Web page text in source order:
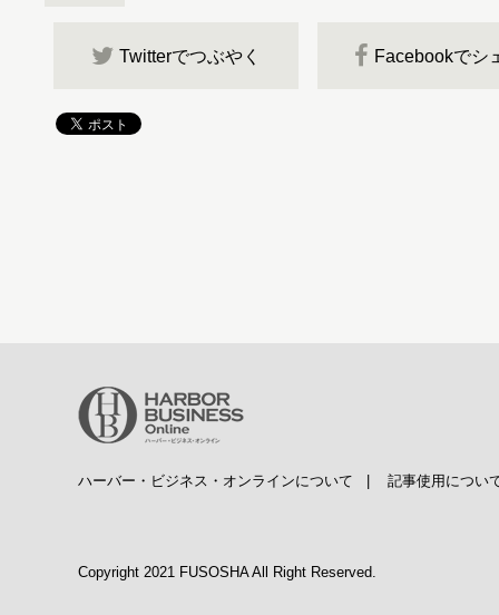
Twitterでつぶやく Facebookでシ
ハーバー・ビジネス・オンラインについて 記事使用につい
Copyright 2021 FUSOSHA All Right Reserved.